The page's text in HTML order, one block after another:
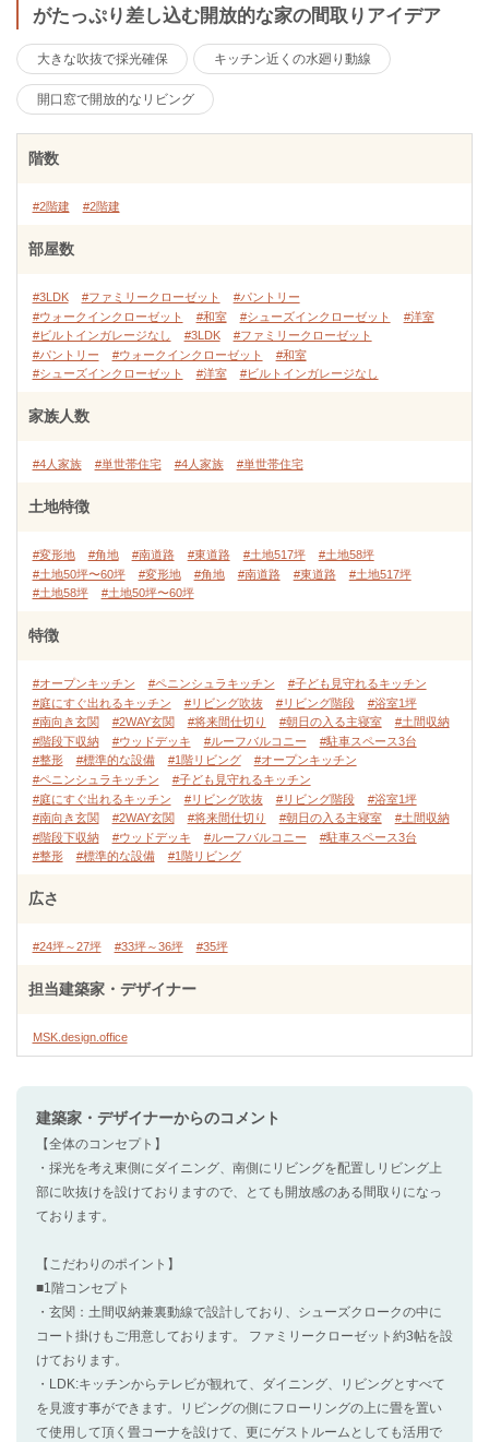
がたっぷり差し込む開放的な家の間取りアイデア
大きな吹抜で採光確保 キッチン近くの水廻り動線
開口窓で開放的なリビング
階数
#2階建 #2階建
部屋数
#3LDK #ファミリークローゼット
#パントリー
#ウォークインクローゼット
#和室 #シューズインクローゼット
#洋室
#ビルトインガレージなし
#3LDK
#ファミリークローゼット
#パントリー
#ウォークインクローゼット
#和室
#シューズインクローゼット
#洋室 #ビルトインガレージなし
家族人数
#4人家族 #単世帯住宅 #4人家族 #単世帯住宅
土地特徴
#変形地 #角地 #南道路 #東道路 #土地517坪
#土地58坪
#土地50坪〜60坪
#変形地 #角地 #南道路 #東道路
#土地517坪
#土地58坪
#土地50坪〜60坪
特徴
#オープンキッチン #ペニンシュラキッチン
#子ども見守れるキッチン
#庭にすぐ出れるキッチン
#リビング吹抜 #リビング階段
#浴室1坪
#南向き玄関
#2WAY玄関 #将来間仕切り #朝日の入る主寝室
#土間収納
#階段下収納
#ウッドデッキ #ルーフバルコニー
#駐車スペース3台
#整形
#標準的な設備 #1階リビング
#オープンキッチン
#ペニンシュラキッチン
#子ども見守れるキッチン
#庭にすぐ出れるキッチン
#リビング吹抜 #リビング階段
#浴室1坪
#南向き玄関
#2WAY玄関 #将来間仕切り #朝日の入る主寝室
#土間収納
#階段下収納
#ウッドデッキ #ルーフバルコニー
#駐車スペース3台
#整形
#標準的な設備 #1階リビング
広さ
#24坪～27坪 #33坪～36坪 #35坪
担当建築家・デザイナー
MSK.design.office
建築家・デザイナーからのコメント
【全体のコンセプト】
・採光を考え東側にダイニング、南側にリビングを配置しリビング上
部に吹抜けを設けておりますので、とても開放感のある間取りになっ
ております。
【こだわりのポイント】
■1階コンセプト
・玄関：土間収納兼裏動線で設計しており、シューズクロークの中に
コート掛けもご用意しております。 ファミリークローゼット約3帖を設
けております。
・LDK:キッチンからテレビが観れて、ダイニング、リビングとすべて
を見渡す事ができます。リビングの側にフローリングの上に畳を置い
て使用して頂く畳コーナを設けて、更にゲストルームとしても活用で